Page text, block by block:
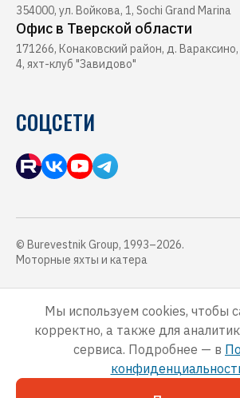
© Burevestnik Group, 1993–2026.
Моторные яхты и катера
354000, ул. Войкова, 1, Sochi Grand Marina
Офис в Тверской области
171266, Конаковский район, д.
4, яхт-клуб "Завидово"
СОЦСЕТИ
Обращаем Ваше внимание, что данный
информация о товарах, услугах и ценах,
носит исключительно информационный
условиях не является публичной офертой,
положениями Статьи 437 Гражданского кодекса
Для получения подробной информации о
указанных товаров, услуг и ценах, пожалуйста,
Мы используем cookies, чтобы
корректно, а также для
сервиса. Подробнее — в